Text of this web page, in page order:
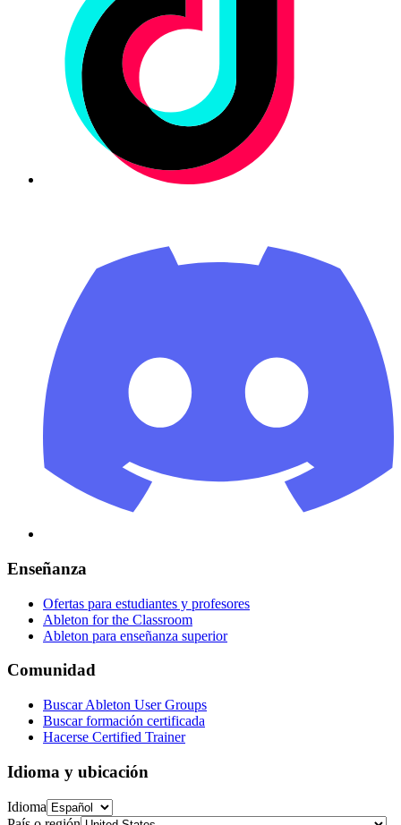
Enseñanza
Ofertas para estudiantes y profesores
Ableton for the Classroom
Ableton para enseñanza superior
Comunidad
Buscar Ableton User Groups
Buscar formación certificada
Hacerse Certified Trainer
Idioma y ubicación
Idioma